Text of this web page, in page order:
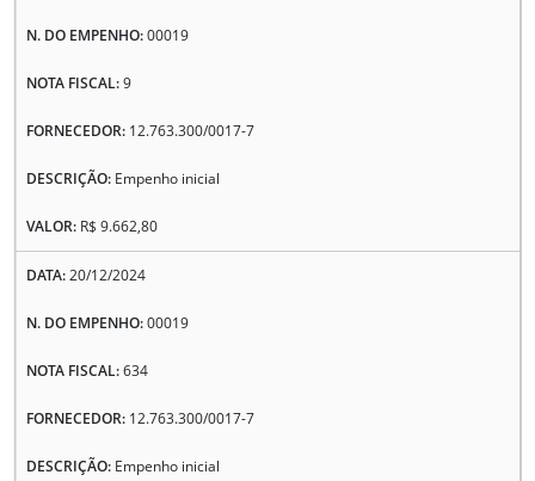
00019
9
12.763.300/0017-7
Empenho inicial
R$ 9.662,80
20/12/2024
00019
634
12.763.300/0017-7
Empenho inicial